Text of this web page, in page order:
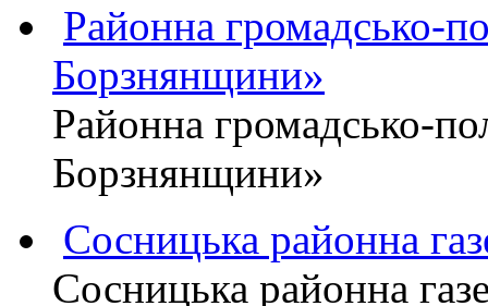
Районна громадсько-
Борзнянщини»
Районна громадсько-
Борзнянщини»
Сосницька районна
Сосницька районна